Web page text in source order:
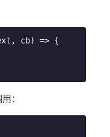
cb) => {
：